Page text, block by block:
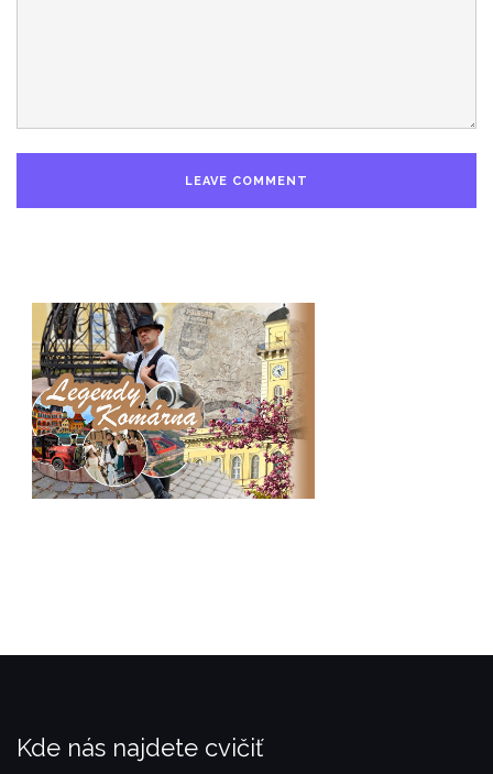
Kde nás najdete cvičiť